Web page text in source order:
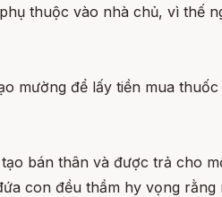
thuộc vào nhà chủ, vì thế
mường để lấy tiền mua
bán thân và được trả cho
con đều thầm hy vọng